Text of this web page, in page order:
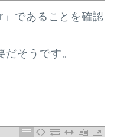
であることを確認
そうです。